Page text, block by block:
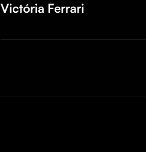
Victória Ferrari